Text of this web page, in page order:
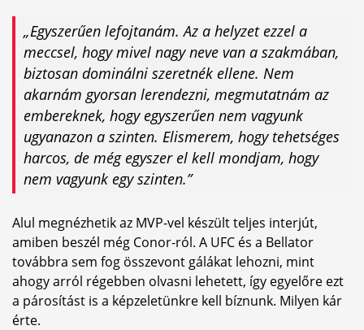
„Egyszerűen lefojtanám. Az a helyzet ezzel a
meccsel, hogy mivel nagy neve van a szakmában,
biztosan dominálni szeretnék ellene. Nem
akarnám gyorsan lerendezni, megmutatnám az
embereknek, hogy egyszerűen nem vagyunk
ugyanazon a szinten. Elismerem, hogy tehetséges
harcos, de még egyszer el kell mondjam, hogy
nem vagyunk egy szinten.”
Alul megnézhetik az MVP-vel készült teljes interjút,
amiben beszél még Conor-ról. A UFC és a Bellator
továbbra sem fog összevont gálákat lehozni, mint
ahogy arról régebben olvasni lehetett, így egyelőre ezt
a párosítást is a képzeletünkre kell bíznunk. Milyen kár
érte.